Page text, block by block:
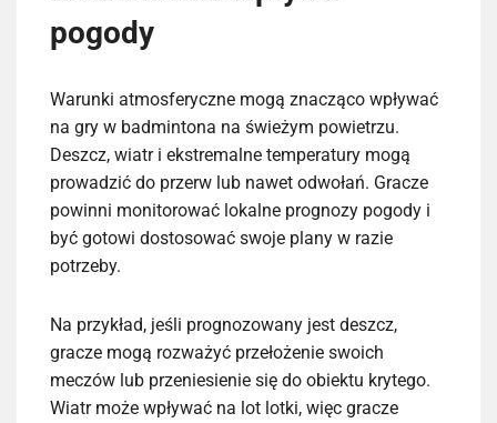
pogody
Warunki atmosferyczne mogą znacząco wpływać
na gry w badmintona na świeżym powietrzu.
Deszcz, wiatr i ekstremalne temperatury mogą
prowadzić do przerw lub nawet odwołań. Gracze
powinni monitorować lokalne prognozy pogody i
być gotowi dostosować swoje plany w razie
potrzeby.
Na przykład, jeśli prognozowany jest deszcz,
gracze mogą rozważyć przełożenie swoich
meczów lub przeniesienie się do obiektu krytego.
Wiatr może wpływać na lot lotki, więc gracze